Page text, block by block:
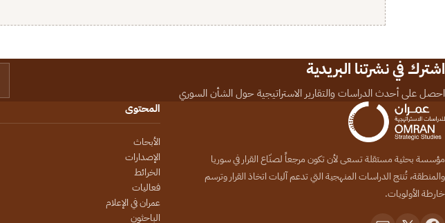
اشترك في نشرتنا البريدية
احصل على أحدث الدراسات والتقارير الاستراتيجية حول الشأن السوري
مؤسسة بحثية مستقلة تسعى لأن تكون مرجعاً لصنّاع القرار في سوريا
والمنطقة، تُنتج الدراسات المنهجية التي تدعم آليات اتخاذ القرار وترسم
خارطة الأولويات.
المحتوى
الأبحاث
الإصدارات
الخرائط
فعاليات
عمران في الإعلام
الباحثون